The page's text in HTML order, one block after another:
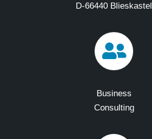
D-66440 Blieskastel
Business
Consulting